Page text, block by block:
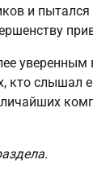
и
кто слышал